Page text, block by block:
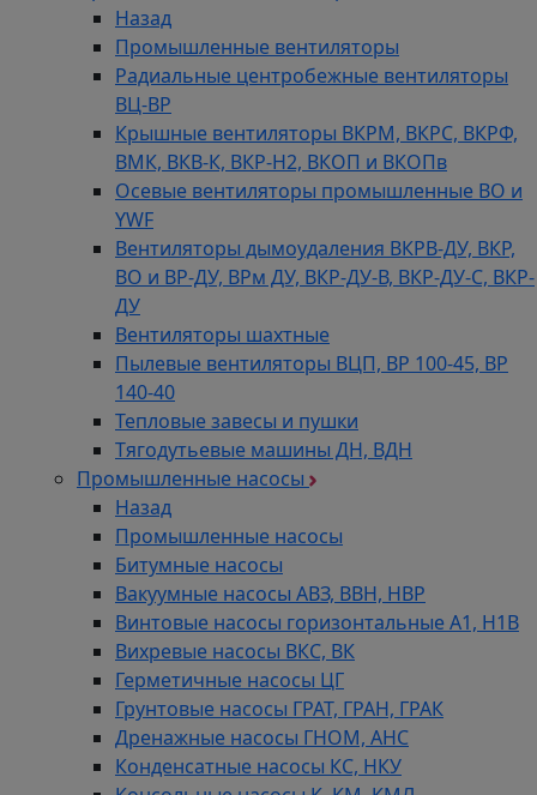
Назад
Промышленные вентиляторы
Радиальные центробежные вентиляторы
ВЦ-ВР
Крышные вентиляторы ВКРМ, ВКРС, ВКРФ,
ВМК, ВКВ-К, ВКР-Н2, ВКОП и ВКОПв
Осевые вентиляторы промышленные ВО и
YWF
Вентиляторы дымоудаления ВКРВ-ДУ, ВКР,
ВО и ВР-ДУ, ВРм ДУ, ВКР-ДУ-В, ВКР-ДУ-С, ВКР-
ДУ
Вентиляторы шахтные
Пылевые вентиляторы ВЦП, ВР 100-45, ВР
140-40
Тепловые завесы и пушки
Тягодутьевые машины ДН, ВДН
Промышленные насосы
Назад
Промышленные насосы
Битумные насосы
Вакуумные насосы АВЗ, ВВН, НВР
Винтовые насосы горизонтальные А1, Н1В
Вихревые насосы ВКС, ВК
Герметичные насосы ЦГ
Грунтовые насосы ГРАТ, ГРАН, ГРАК
Дренажные насосы ГНОМ, АНС
Конденсатные насосы КС, НКУ